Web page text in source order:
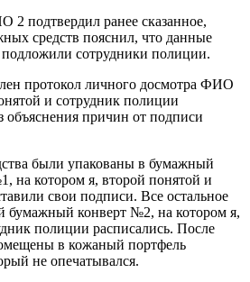
2 подтвердил ранее сказанное,
средств пояснил, что данные
сотрудники полиции.
протокол личного досмотра ФИО
и сотрудник полиции
причин от подписи
были упакованы в бумажный
на котором я, второй понятой и
свои подписи. Все остальное
бумажный конверт №2, на котором я,
полиции расписались. После
в кожаный портфель
не опечатывался.